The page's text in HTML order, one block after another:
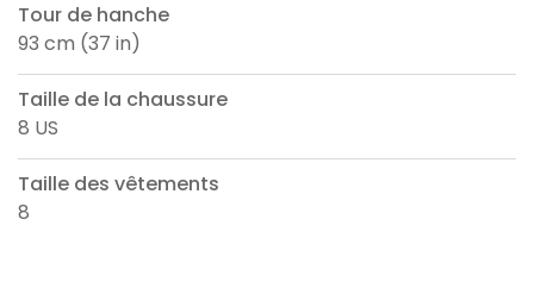
Tour de hanche
93 cm (37 in)
Taille de la chaussure
8 US
Taille des vêtements
8